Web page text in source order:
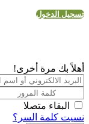
تسجيل الدخول
أهلاً بك مرة أخرى!
البقاء متصلا
نسيت كلمة السر؟